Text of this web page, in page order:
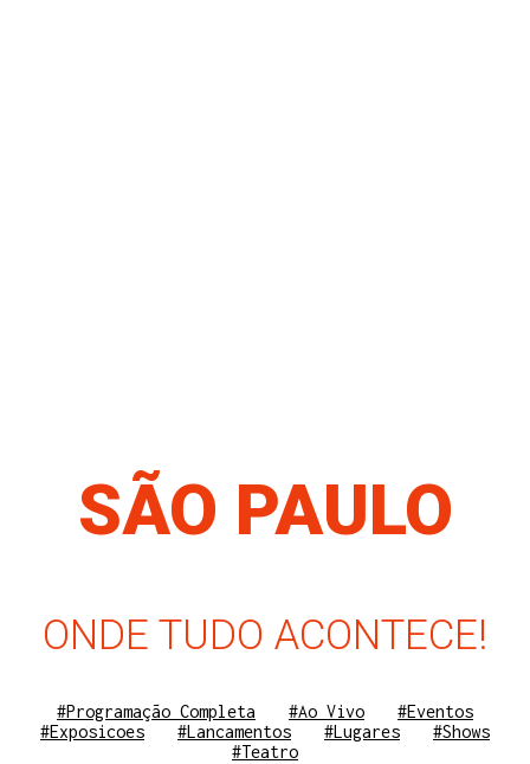
SÃO PAULO
ONDE TUDO ACONTECE!
#Programação Completa #Ao Vivo
#Eventos
#Exposicoes
#Lancamentos #Lugares
#Shows
#Teatro